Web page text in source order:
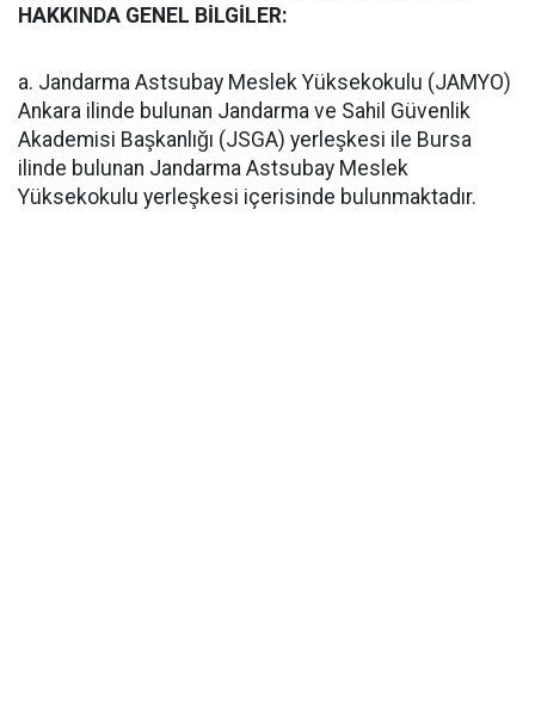
HAKKINDA GENEL BİLGİLER:
a. Jandarma Astsubay Meslek Yüksekokulu (JAMYO)
Ankara ilinde bulunan Jandarma ve Sahil Güvenlik
Akademisi Başkanlığı (JSGA) yerleşkesi ile Bursa
ilinde bulunan Jandarma Astsubay Meslek
Yüksekokulu yerleşkesi içerisinde bulunmaktadır.